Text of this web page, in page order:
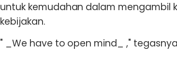
untuk kemudahan dalam mengambil
kebijakan.
" _We have to open mind_ ,"